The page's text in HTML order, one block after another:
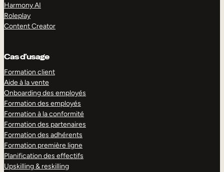
Harmony AI
Roleplay
Content Creator
Cas d’usage
Formation client
Aide à la vente
Onboarding des employés
Formation des employés
Formation à la conformité
Formation des partenaires
Formation des adhérents
Formation première ligne
Planification des effectifs
Upskilling & reskilling